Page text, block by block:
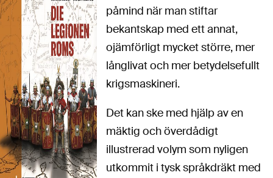
påmind när man stiftar
bekantskap med ett annat,
ojämförligt mycket större, mer
långlivat och mer betydelsefullt
krigsmaskineri.
Det kan ske med hjälp av en
mäktig och överdådigt
illustrerad volym som nyligen
utkommit i tysk språkdräkt med